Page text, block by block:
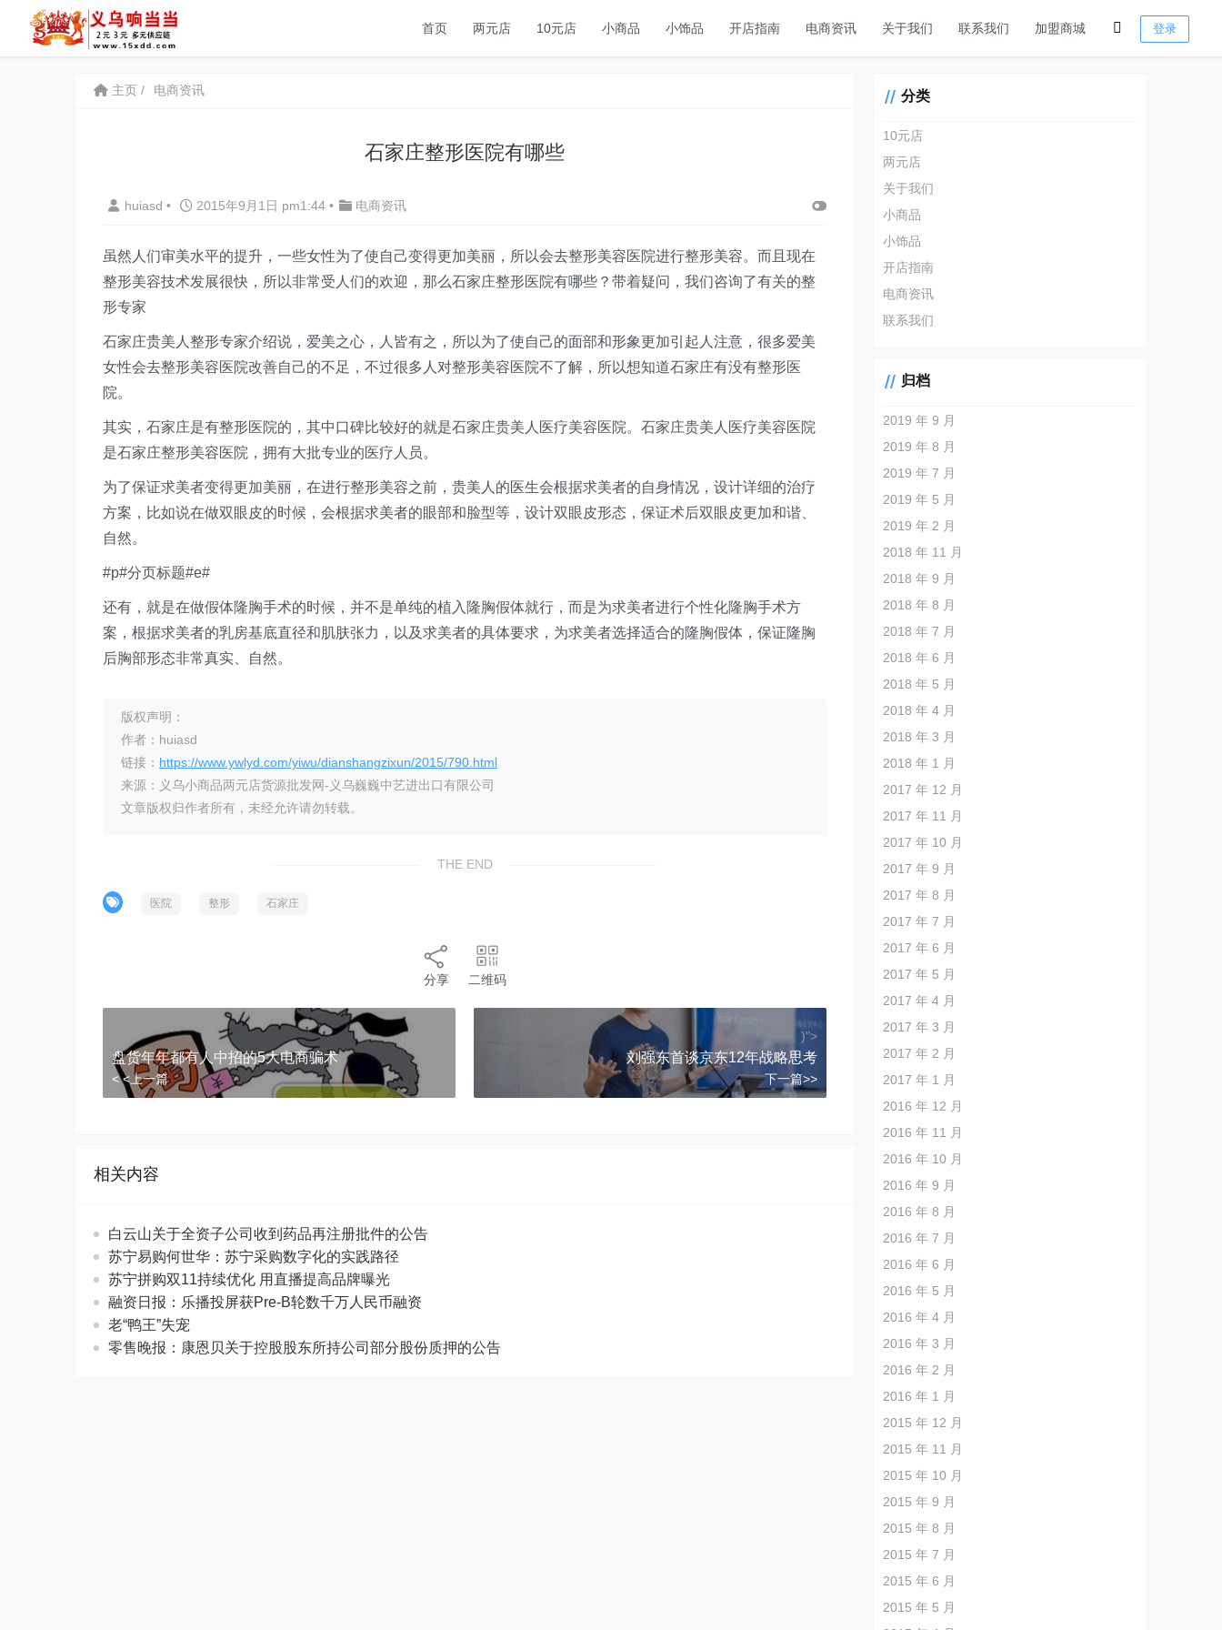
首页 两元店 10元店 小商品 小饰品 开店指南 电商资讯 关于我们 联系我们 加盟商城 登录
主页 电商资讯
石家庄整形医院有哪些
huiasd • 2015年9月1日 pm1:44 • 电商资讯
虽然人们审美水平的提升，一些女性为了使自己变得更加美丽，所以会去整形美容医院进行整形美容。而且现在
整形美容技术发展很快，所以非常受人们的欢迎，那么石家庄整形医院有哪些？带着疑问，我们咨询了有关的整
形专家
石家庄贵美人整形专家介绍说，爱美之心，人皆有之，所以为了使自己的面部和形象更加引起人注意，很多爱美
女性会去整形美容医院改善自己的不足，不过很多人对整形美容医院不了解，所以想知道石家庄有没有整形医
院。
其实，石家庄是有整形医院的，其中口碑比较好的就是石家庄贵美人医疗美容医院。石家庄贵美人医疗美容医院
是石家庄整形美容医院，拥有大批专业的医疗人员。
为了保证求美者变得更加美丽，在进行整形美容之前，贵美人的医生会根据求美者的自身情况，设计详细的治疗
方案，比如说在做双眼皮的时候，会根据求美者的眼部和脸型等，设计双眼皮形态，保证术后双眼皮更加和谐、
自然。
#p#分页标题#e#
还有，就是在做假体隆胸手术的时候，并不是单纯的植入隆胸假体就行，而是为求美者进行个性化隆胸手术方
案，根据求美者的乳房基底直径和肌肤张力，以及求美者的具体要求，为求美者选择适合的隆胸假体，保证隆胸
后胸部形态非常真实、自然。
版权声明：
作者：huiasd
链接： https://www.ywlyd.com/yiwu/dianshangzixun/2015/790.html
来源：义乌小商品两元店货源批发网-义乌巍巍中艺进出口有限公司
文章版权归作者所有，未经允许请勿转载。
THE END
医院 整形 石家庄
分享 二维码
盘货年年都有人中招的5大电商骗术
< <上一篇
)">
刘强东首谈京东12年战略思考
下一篇>>
相关内容
白云山关于全资子公司收到药品再注册批件的公告
苏宁易购何世华：苏宁采购数字化的实践路径
苏宁拼购双11持续优化 用直播提高品牌曝光
融资日报：乐播投屏获Pre-B轮数千万人民币融资
老“鸭王”失宠
零售晚报：康恩贝关于控股股东所持公司部分股份质押的公告
分类
10元店
两元店
关于我们
小商品
小饰品
开店指南
电商资讯
联系我们
归档
2019 年 9 月
2019 年 8 月
2019 年 7 月
2019 年 5 月
2019 年 2 月
2018 年 11 月
2018 年 9 月
2018 年 8 月
2018 年 7 月
2018 年 6 月
2018 年 5 月
2018 年 4 月
2018 年 3 月
2018 年 1 月
2017 年 12 月
2017 年 11 月
2017 年 10 月
2017 年 9 月
2017 年 8 月
2017 年 7 月
2017 年 6 月
2017 年 5 月
2017 年 4 月
2017 年 3 月
2017 年 2 月
2017 年 1 月
2016 年 12 月
2016 年 11 月
2016 年 10 月
2016 年 9 月
2016 年 8 月
2016 年 7 月
2016 年 6 月
2016 年 5 月
2016 年 4 月
2016 年 3 月
2016 年 2 月
2016 年 1 月
2015 年 12 月
2015 年 11 月
2015 年 10 月
2015 年 9 月
2015 年 8 月
2015 年 7 月
2015 年 6 月
2015 年 5 月